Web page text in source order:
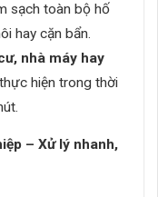
sạch toàn bộ hố
hay cặn bẩn.
nhà máy hay
hiện trong thời
– Xử lý nhanh,